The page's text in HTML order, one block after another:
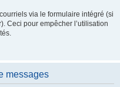
via le formulaire intégré (si
Ceci pour empêcher l’utilisation
messages